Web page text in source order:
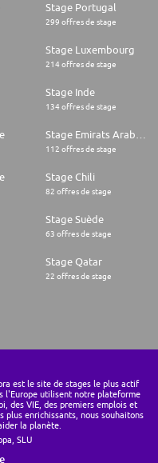
Stage Portugal
299 offres de stage
Stage Luxembourg
214 offres de stage
Stage Inde
134 offres de stage
112 offres de stage
Stage Chili
82 offres de stage
Stage Suède
63 offres de stage
Stage Qatar
22 offres de stage
est le site de stages le plus actif
l'Europe utilisent notre plateforme
des VIE, des premiers emplois et
plus enrichissants, nous souhaitons
la planète.
SLU